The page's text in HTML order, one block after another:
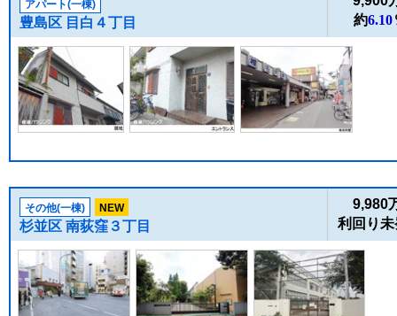
アパート(一棟)
豊島区 目白４丁目
約6.10
その他(一棟) NEW
杉並区 南荻窪３丁目
9,980
利回り